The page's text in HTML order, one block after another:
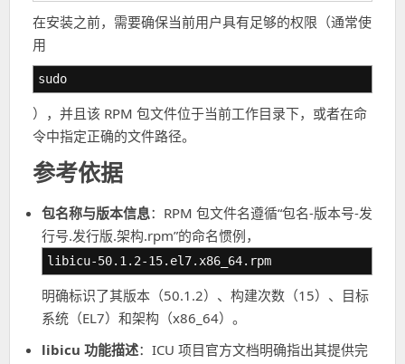
在安装之前，需要确保当前用户具有足够的权限（通常使
用
sudo
），并且该 RPM 包文件位于当前工作目录下，或者在命
令中指定正确的文件路径。
参考依据
包名称与版本信息：RPM 包文件名遵循“包名-版本号-发
行号.发行版.架构.rpm”的命名惯例，
libicu-50.1.2-15.el7.x86_64.rpm
明确标识了其版本（50.1.2）、构建次数（15）、目标
系统（EL7）和架构（x86_64）。
libicu 功能描述：ICU 项目官方文档明确指出其提供完